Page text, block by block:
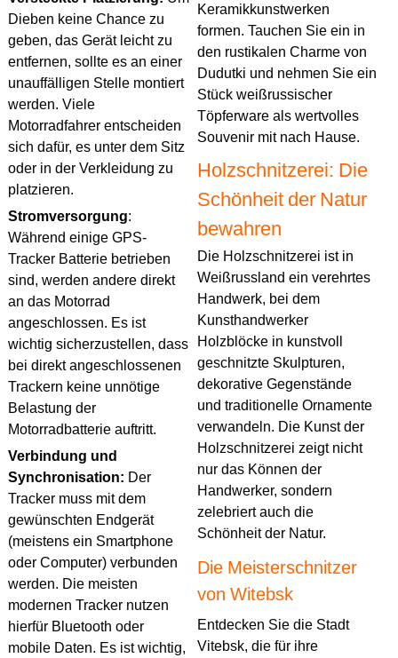
Dieben keine Chance zu
geben, das Gerät leicht zu
entfernen, sollte es an einer
unauffälligen Stelle montiert
werden. Viele
Motorradfahrer entscheiden
sich dafür, es unter dem Sitz
oder in der Verkleidung zu
platzieren.
Stromversorgung:
Während einige GPS-
Tracker Batterie betrieben
sind, werden andere direkt
an das Motorrad
angeschlossen. Es ist
wichtig sicherzustellen, dass
bei direkt angeschlossenen
Trackern keine unnötige
Belastung der
Motorradbatterie auftritt.
Verbindung und
Synchronisation: Der
Tracker muss mit dem
gewünschten Endgerät
(meistens ein Smartphone
oder Computer) verbunden
werden. Die meisten
modernen Tracker nutzen
hierfür Bluetooth oder
mobile Daten. Es ist wichtig,
Keramikkunstwerken
formen. Tauchen Sie ein in
den rustikalen Charme von
Dudutki und nehmen Sie ein
Stück weißrussischer
Töpferware als wertvolles
Souvenir mit nach Hause.
Holzschnitzerei: Die
Schönheit der Natur
bewahren
Die Holzschnitzerei ist in
Weißrussland ein verehrtes
Handwerk, bei dem
Kunsthandwerker
Holzblöcke in kunstvoll
geschnitzte Skulpturen,
dekorative Gegenstände
und traditionelle Ornamente
verwandeln. Die Kunst der
Holzschnitzerei zeigt nicht
nur das Können der
Handwerker, sondern
zelebriert auch die
Schönheit der Natur.
Die Meisterschnitzer
von Witebsk
Entdecken Sie die Stadt
Vitebsk, die für ihre